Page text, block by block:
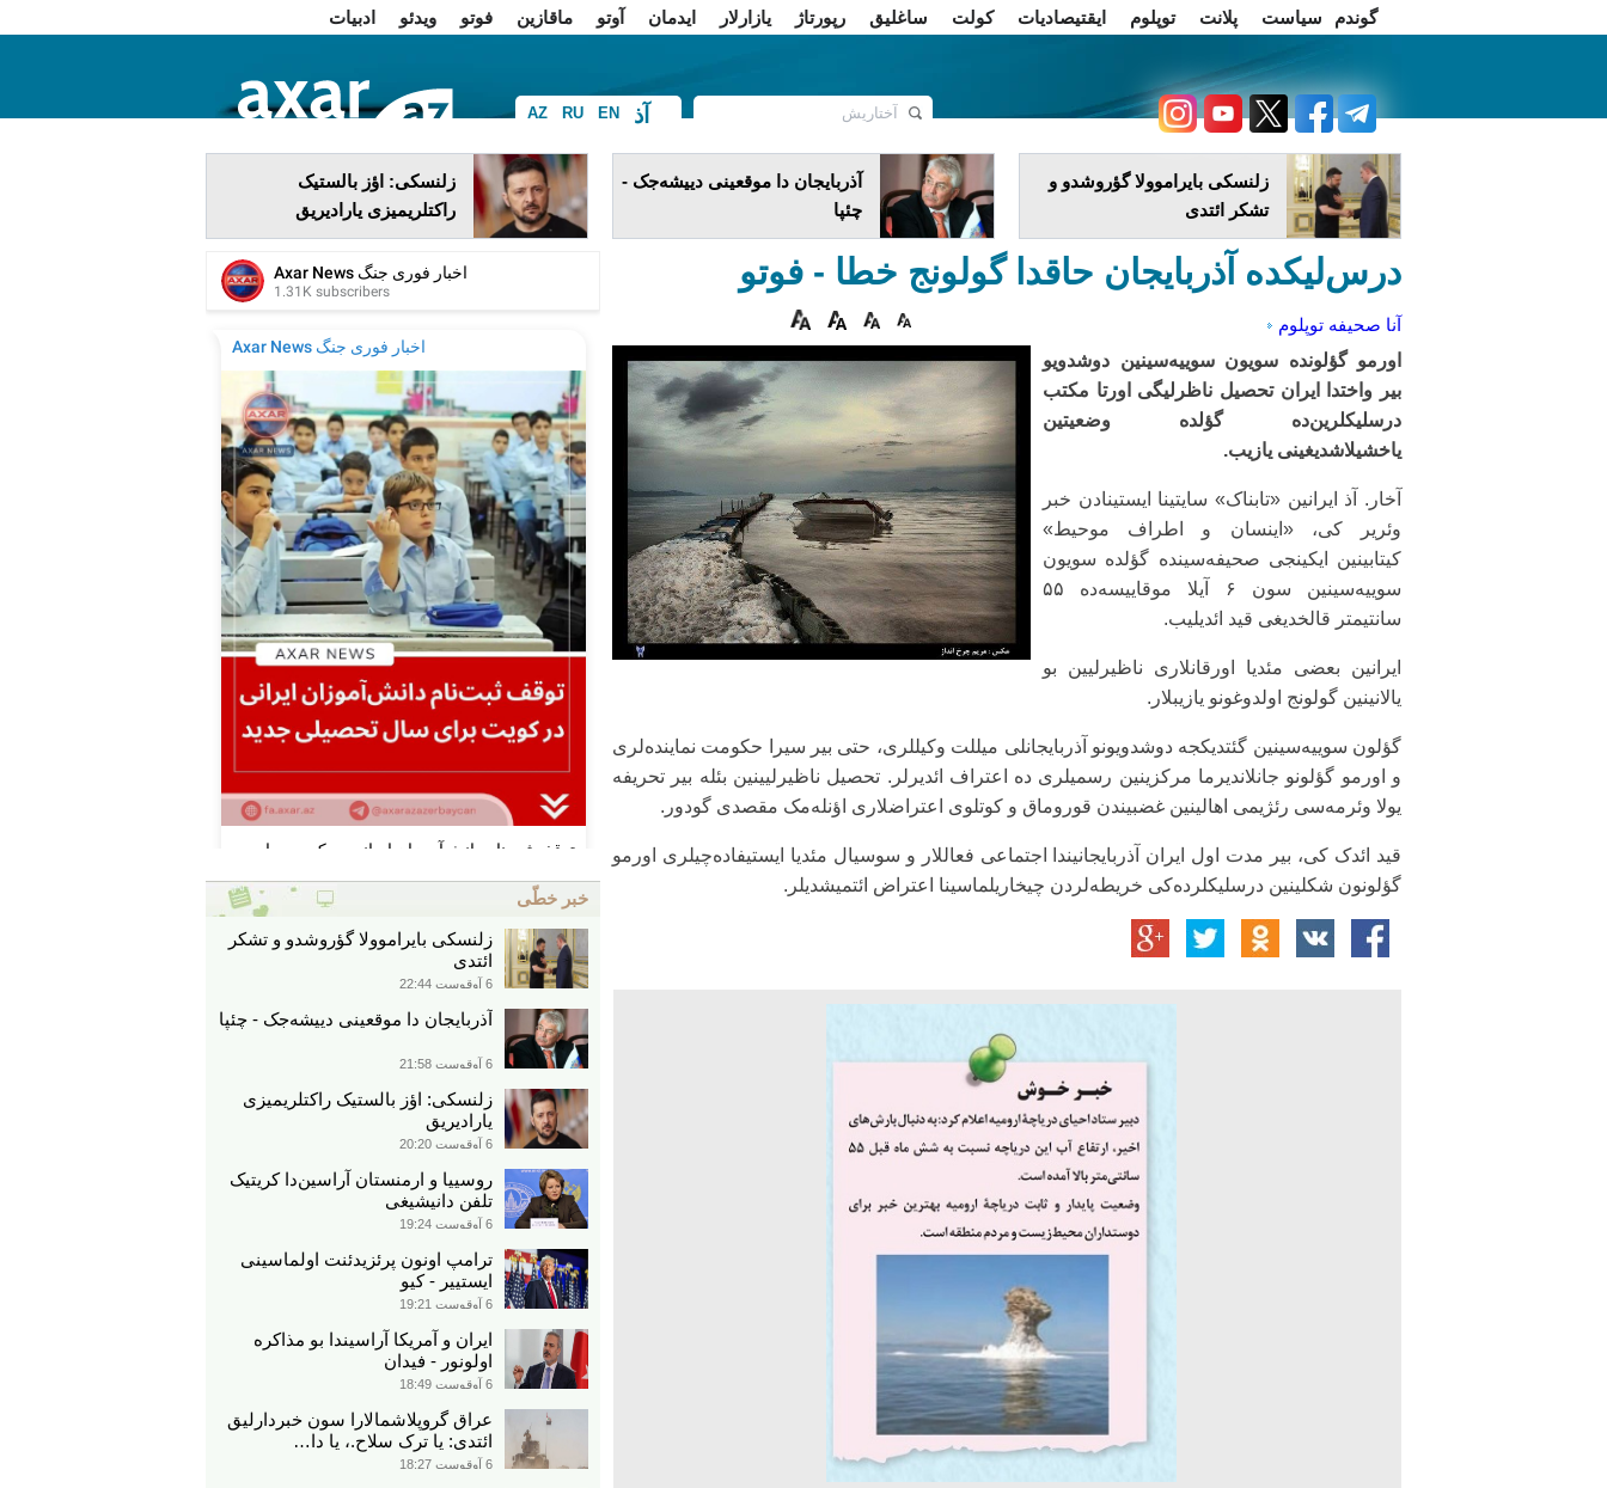
گوندم سیاست پلانت توپلوم ایقتیصادیات کولت ساغلیق رپورتاژ یازارلار ایدمان آوتو ماقازین فوتو ویدئو
ادبیات
AZ RU EN آذ
فا
زلنسکی بایراموولا گؤروشدو و
تشکر ائتدی
آذربایجان دا موقعینی دییشه‌جک -
چئپا
زلنسکی: اؤز بالستیک
راکتلریمیزی یارادیریق
درس‌لیکده آذربایجان حاقدا گولونج خطا - فوتو
آنا صحیفه توپلوم
اورمو گؤلونده سویون سوییه‌سینین دوشدویو
بیر واختدا ایران تحصیل ناظرلیگی اورتا مکتب
درسلیکلرین‌ده گؤلده وضعیتین
یاخشیلاشدیغینی یازیب.
آخار. آذ ایرانین «تابناک» سایتینا ایستینادن خبر
وئریر کی، «اینسان و اطراف موحیط»
کیتابینین ایکینجی صحیفه‌سینده گؤلده سویون
سوییه‌سینین سون ۶ آیلا موقاییسه‌ده ۵۵
سانتیمتر قالخدیغی قید ائدیلیب.
ایرانین بعضی مئدیا اورقانلاری ناظیرلیین بو
یالانینین گولونج اولدوغونو یازیبلار.
گؤلون سوییه‌سینین گئتدیکجه دوشدویونو آذربایجانلی میللت وکیللری، حتی بیر سیرا حکومت نماینده‌لری
و اورمو گؤلونو جانلاندیرما مرکزینین رسمیلری ده اعتراف ائدیرلر. تحصیل ناظیرلیینین بئله بیر تحریفه
یولا وئرمه‌سی رئژیمی اهالینین غضبیندن قوروماق و کوتلوی اعتراضلاری اؤنله‌مک مقصدی گودور.
قید ائدک کی، بیر مدت اول ایران آذربایجانیندا اجتماعی فعاللار و سوسیال مئدیا ایستیفاده‌چیلری اورمو
گؤلونون شکلینین درسلیکلرده‌کی خریطه‌لردن چیخاریلماسینا اعتراض ائتمیشدیلر.
خبر خطّی
زلنسکی بایراموولا گؤروشدو و تشکر
ائتدی
6 آوقوست 22:44
آذربایجان دا موقعینی دییشه‌جک - چئپا
6 آوقوست 21:58
زلنسکی: اؤز بالستیک راکتلریمیزی
یارادیریق
6 آوقوست 20:20
روسییا و ارمنستان آراسین‌دا کریتیک
تلفن دانیشیغی
6 آوقوست 19:24
ترامپ اونون پرئزیدئنت اولماسینی
ایستییر - کیو
6 آوقوست 19:21
ایران و آمریکا آراسیندا بو مذاکره
اولونور - فیدان
6 آوقوست 18:49
عراق گروپلاشمالارا سون خبردارلیق
ائتدی: یا ترک سلاح.، یا دا…
6 آوقوست 18:27